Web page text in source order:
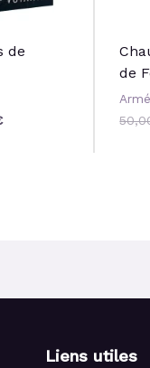
de
de
Liens utiles